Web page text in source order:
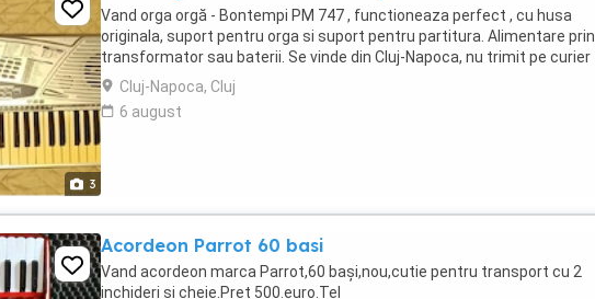
3
Vand orga orgă - Bontempi PM 747 , functioneaza perfect , cu husa
originala, suport pentru orga si suport pentru partitura. Alimentare prin
transformator sau baterii. Se vinde din Cluj-Napoca, nu trimit pe curier
Cluj-Napoca, Cluj
6 august
Acordeon Parrot 60 basi
Vand acordeon marca Parrot,60 bași,nou,cutie pentru transport cu 2
inchideri si cheie.Pret 500.euro.Tel